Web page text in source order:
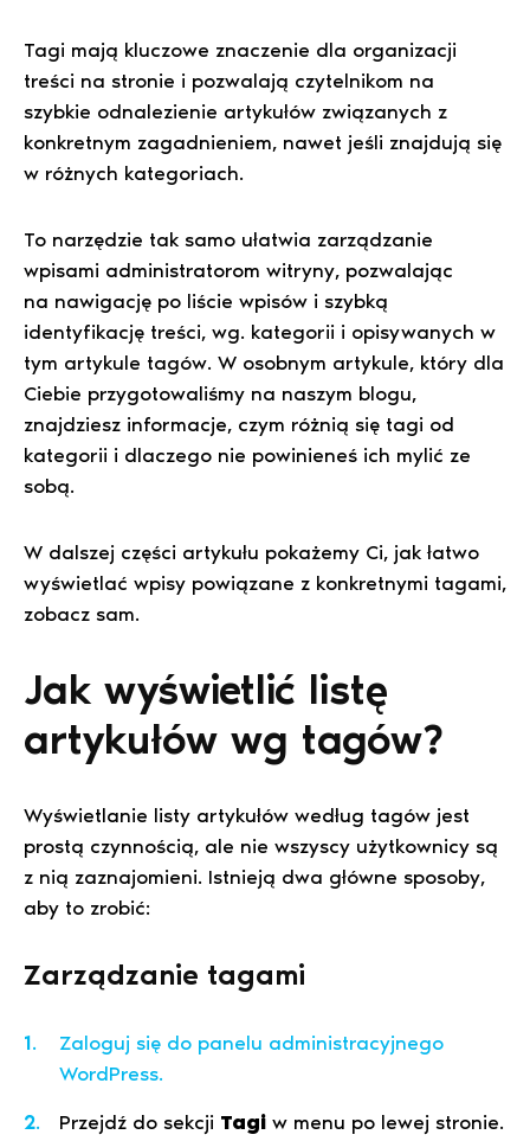
Tagi mają kluczowe znaczenie dla organizacji
treści na stronie i pozwalają czytelnikom na
szybkie odnalezienie artykułów związanych z
konkretnym zagadnieniem, nawet jeśli znajdują się
w różnych kategoriach.
To narzędzie tak samo ułatwia zarządzanie
wpisami administratorom witryny, pozwalając
na nawigację po liście wpisów i szybką
identyfikację treści, wg. kategorii i opisywanych w
tym artykule tagów. W osobnym artykule, który dla
Ciebie przygotowaliśmy na naszym blogu,
znajdziesz informacje, czym różnią się tagi od
kategorii i dlaczego nie powinieneś ich mylić ze
sobą.
W dalszej części artykułu pokażemy Ci, jak łatwo
wyświetlać wpisy powiązane z konkretnymi tagami,
zobacz sam.
Jak wyświetlić listę
artykułów wg tagów?
Wyświetlanie listy artykułów według tagów jest
prostą czynnością, ale nie wszyscy użytkownicy są
z nią zaznajomieni. Istnieją dwa główne sposoby,
aby to zrobić:
Zarządzanie tagami
Zaloguj się do panelu administracyjnego
WordPress.
Przejdź do sekcji Tagi w menu po lewej stronie.